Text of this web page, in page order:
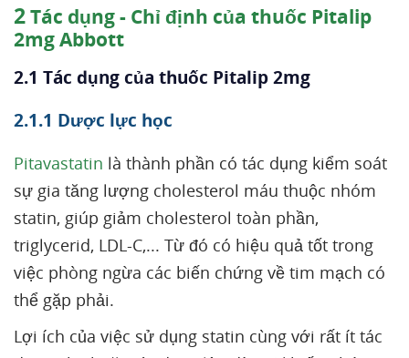
2Tác dụng - Chỉ định của thuốc Pitalip
2mg Abbott
2.1 Tác dụng của thuốc Pitalip 2mg
2.1.1 Dược lực học
Pitavastatin là thành phần có tác dụng kiểm soát
sự gia tăng lượng cholesterol máu thuộc nhóm
statin, giúp giảm cholesterol toàn phần,
triglycerid, LDL-C,... Từ đó có hiệu quả tốt trong
việc phòng ngừa các biến chứng về tim mạch có
thể gặp phải.
Lợi ích của việc sử dụng statin cùng với rất ít tác